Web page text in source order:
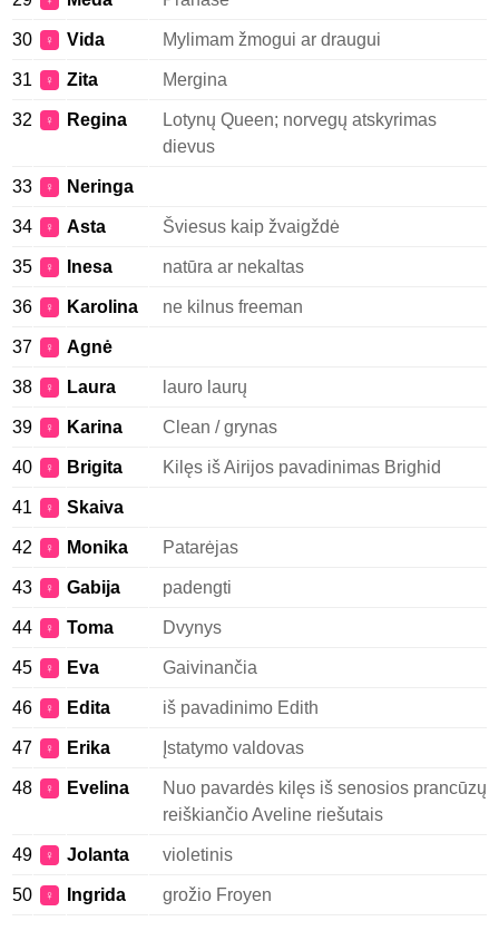
30 ♀ Vida Mylimam žmogui ar draugui
31 ♀ Zita Mergina
32 ♀ Regina
Lotynų Queen; norvegų atskyrimas
dievus
33 ♀ Neringa
34 ♀ Asta Šviesus kaip žvaigždė
35 ♀ Inesa natūra ar nekaltas
36 ♀ Karolina ne kilnus freeman
37 ♀ Agnė
38 ♀ Laura lauro laurų
39 ♀ Karina Clean / grynas
40 ♀ Brigita Kilęs iš Airijos pavadinimas Brighid
41 ♀ Skaiva
42 ♀ Monika Patarėjas
43 ♀ Gabija padengti
44 ♀ Toma Dvynys
45 ♀ Eva Gaivinančia
46 ♀ Edita iš pavadinimo Edith
47 ♀ Erika Įstatymo valdovas
48 ♀ Evelina
Nuo pavardės kilęs iš senosios prancūzų
reiškiančio Aveline riešutais
49 ♀ Jolanta violetinis
50 ♀ Ingrida grožio Froyen